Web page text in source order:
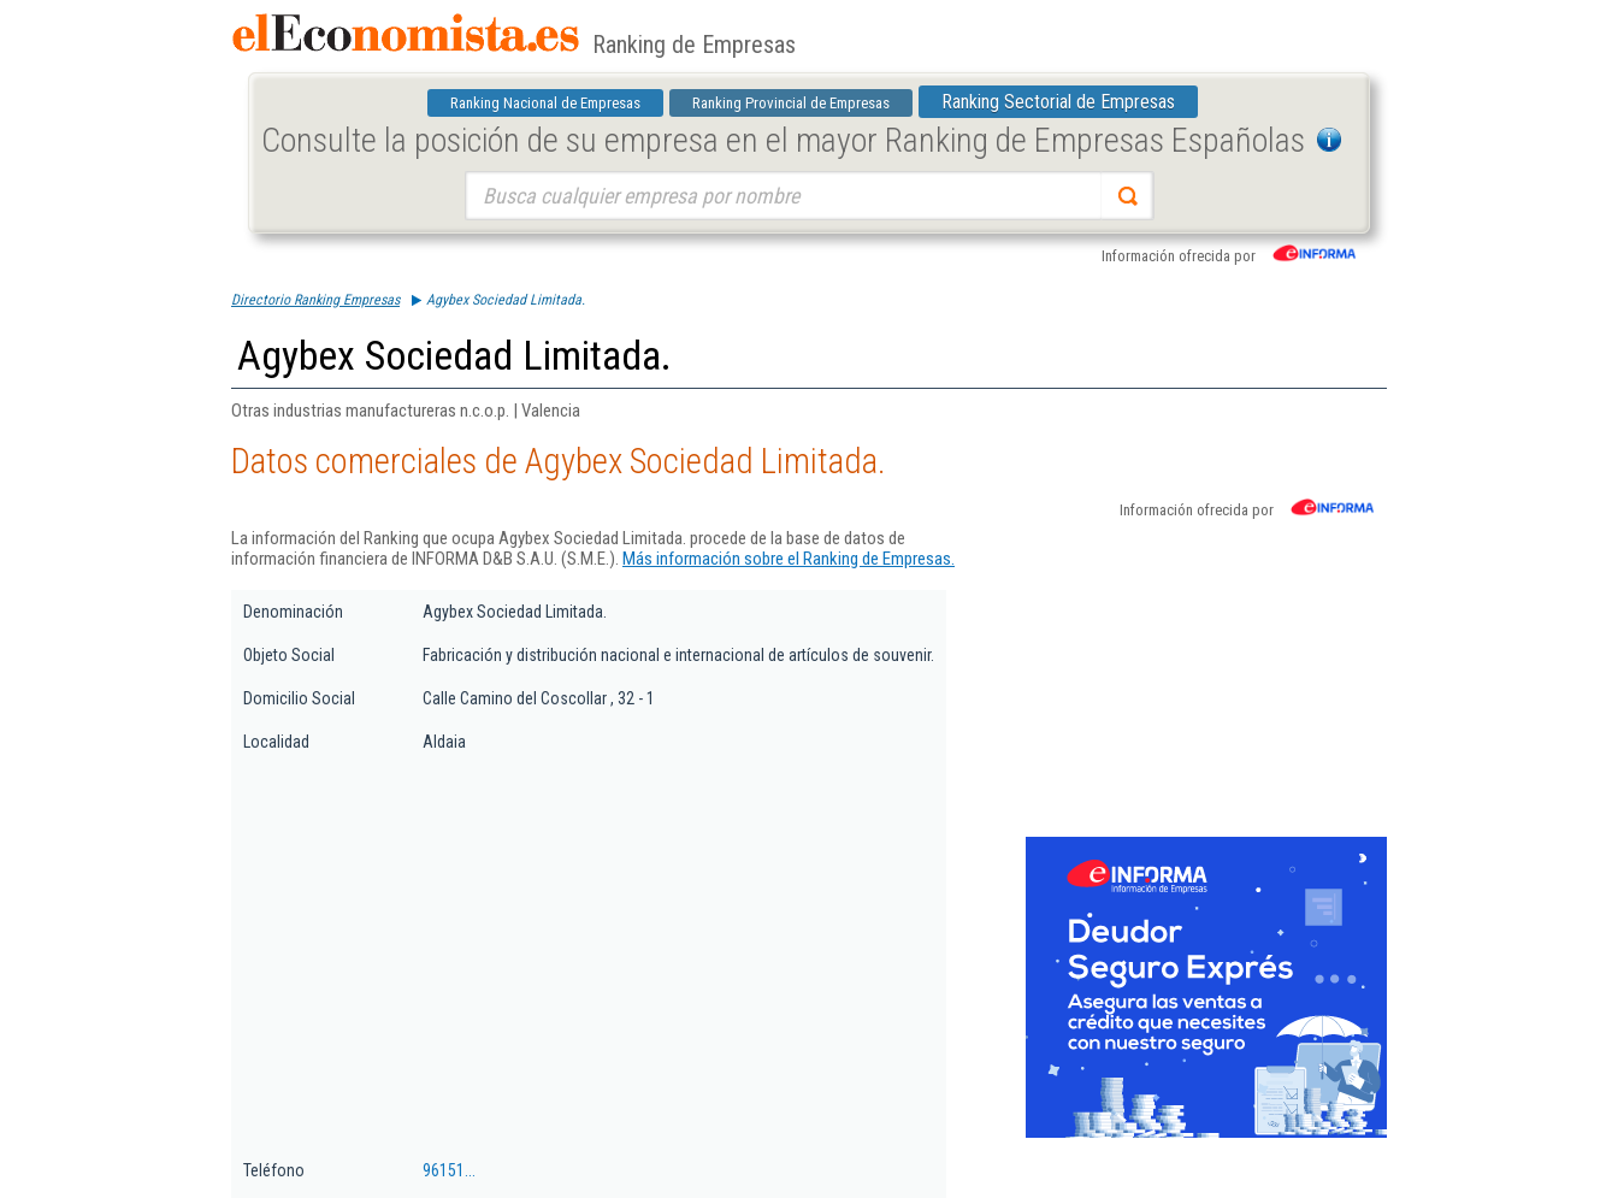
Ranking de Empresas
Ranking Nacional de Empresas Ranking Provincial de Empresas Ranking Sectorial de Empresas
Consulte la posición de su empresa en el mayor Ranking de Empresas Españolas
Información ofrecida por
Directorio Ranking Empresas Agybex Sociedad Limitada.
Agybex Sociedad Limitada.
Otras industrias manufactureras n.c.o.p. | Valencia
Datos comerciales de Agybex Sociedad Limitada.
Información ofrecida por
La información del Ranking que ocupa Agybex Sociedad Limitada. procede de la base de datos de
información financiera de INFORMA D&B S.A.U. (S.M.E.). Más información sobre el Ranking de Empresas.
Denominación Agybex Sociedad Limitada.
Objeto Social Fabricación y distribución nacional e internacional de artículos de souvenir.
Domicilio Social Calle Camino del Coscollar , 32 - 1
Localidad Aldaia
Teléfono 96151...